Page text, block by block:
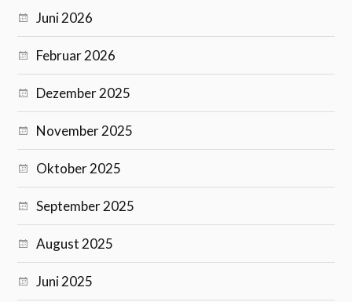
Juni 2026
Februar 2026
Dezember 2025
November 2025
Oktober 2025
September 2025
August 2025
Juni 2025